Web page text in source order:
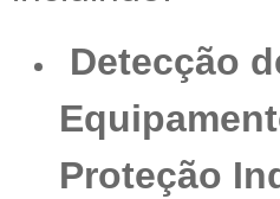
Detecção
Proteção